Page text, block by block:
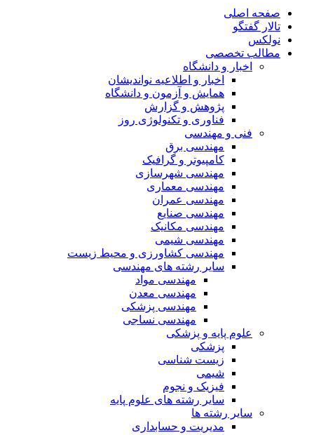
صفحه اصلی
تالار گفتگو
نولکس
مطالب تخصصی
اخبار و دانشگاه
اخبار و اطلاعیه نواندیشان
همایش و آزمون و دانشگاه
پژوهش و گزارش
فناوری و تکنولوژی روز
فنی و مهندسی
مهندسی برق
کامپیوتر و گرافیک
مهندسی شهرسازی
مهندسی معماری
مهندسی عمران
مهندسی صنایع
مهندسی مکانیک
مهندسی شیمی
مهندسی کشاورزی و محیط زیست
سایر رشته های مهندسی
مهندسی مواد
مهندسی معدن
مهندسی پزشکی
مهندسی نساجی
علوم پایه و پزشکی
پزشکی
زیست شناسی
شیمی
فیزیک و نجوم
سایر رشته های علوم پایه
سایر رشته ها
مدیریت و حسابداری